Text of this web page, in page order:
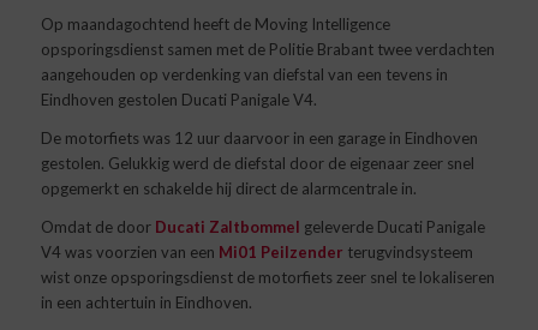
Op maandagochtend heeft de Moving Intelligence
opsporingsdienst samen met de Politie Brabant twee verdachten
aangehouden op verdenking van diefstal van een tevens in
Eindhoven gestolen Ducati Panigale V4.
De motorfiets was 12 uur daarvoor in een garage in Eindhoven
gestolen. Gelukkig werd de diefstal door de eigenaar zeer snel
opgemerkt en schakelde hij direct de alarmcentrale in.
Omdat de door Ducati Zaltbommel geleverde Ducati Panigale
V4 was voorzien van een Mi01 Peilzender terugvindsysteem
wist onze opsporingsdienst de motorfiets zeer snel te lokaliseren
in een achtertuin in Eindhoven.